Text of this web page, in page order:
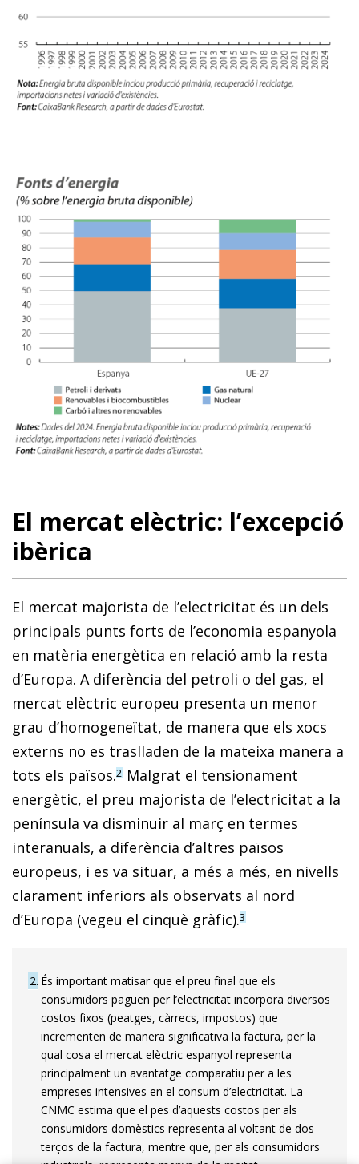
El mercat elèctric: l’excepció
ibèrica
El mercat majorista de l’electricitat és un dels
principals punts forts de l’economia espanyola
en matèria energètica en relació amb la resta
d’Europa. A diferència del petroli o del gas, el
mercat elèctric europeu presenta un menor
grau d’homogeneïtat, de manera que els xocs
externs no es traslladen de la mateixa manera a
tots els països.2 Malgrat el tensionament
energètic, el preu majorista de l’electricitat a la
península va disminuir al març en termes
interanuals, a diferència d’altres països
europeus, i es va situar, a més a més, en nivells
clarament inferiors als observats al nord
d’Europa (vegeu el cinquè gràfic).3
2 És important matisar que el preu final que els
consumidors paguen per l’electricitat incorpora diversos
costos fixos (peatges, càrrecs, impostos) que
incrementen de manera significativa la factura, per la
qual cosa el mercat elèctric espanyol representa
principalment un avantatge comparatiu per a les
empreses intensives en el consum d’electricitat. La
CNMC estima que el pes d’aquests costos per als
consumidors domèstics representa al voltant de dos
terços de la factura, mentre que, per als consumidors